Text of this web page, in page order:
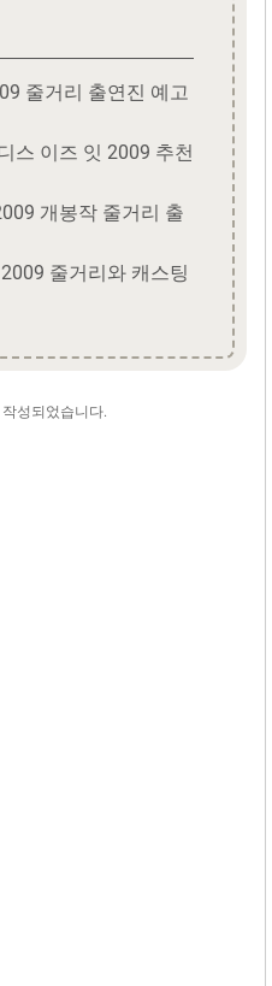
줄거리 출연진 예고
스 이즈 잇 2009 추천
개봉작 줄거리 출
줄거리와 캐스팅
성되었습니다.